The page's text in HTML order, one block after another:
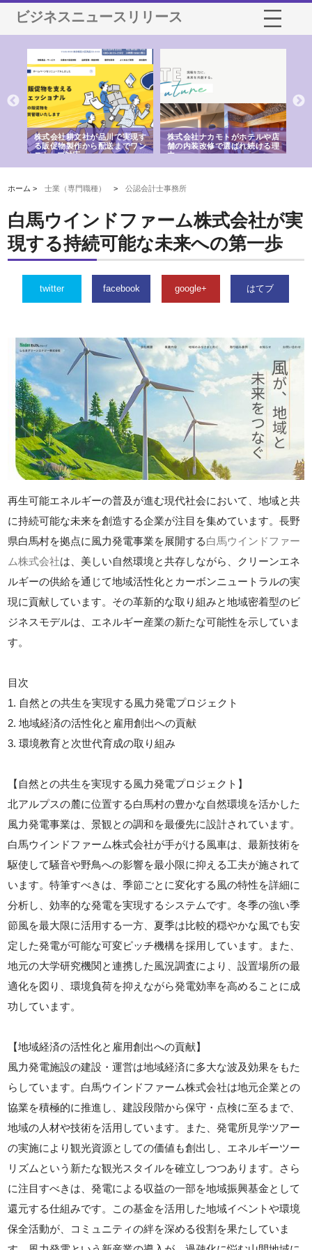
ビジネスニュースリリース
株式会社耕文社が品川で実現す
る販促物製作から配送までワン
ストップ対応
株式会社ナカモトがホテルや店
舗の内装改修で選ばれ続ける理
由
ホーム >士業（専門職種） >公認会計士事務所
白馬ウインドファーム株式会社が実
現する持続可能な未来への第一歩
twitter facebook google+ はてブ
再生可能エネルギーの普及が進む現代社会において、地域と共
に持続可能な未来を創造する企業が注目を集めています。長野
県白馬村を拠点に風力発電事業を展開する白馬ウインドファー
ム株式会社は、美しい自然環境と共存しながら、クリーンエネ
ルギーの供給を通じて地域活性化とカーボンニュートラルの実
現に貢献しています。その革新的な取り組みと地域密着型のビ
ジネスモデルは、エネルギー産業の新たな可能性を示していま
す。
目次
1. 自然との共生を実現する風力発電プロジェクト
2. 地域経済の活性化と雇用創出への貢献
3. 環境教育と次世代育成の取り組み
【自然との共生を実現する風力発電プロジェクト】
北アルプスの麓に位置する白馬村の豊かな自然環境を活かした
風力発電事業は、景観との調和を最優先に設計されています。
白馬ウインドファーム株式会社が手がける風車は、最新技術を
駆使して騒音や野鳥への影響を最小限に抑える工夫が施されて
います。特筆すべきは、季節ごとに変化する風の特性を詳細に
分析し、効率的な発電を実現するシステムです。冬季の強い季
節風を最大限に活用する一方、夏季は比較的穏やかな風でも安
定した発電が可能な可変ピッチ機構を採用しています。また、
地元の大学研究機関と連携した風況調査により、設置場所の最
適化を図り、環境負荷を抑えながら発電効率を高めることに成
功しています。
【地域経済の活性化と雇用創出への貢献】
風力発電施設の建設・運営は地域経済に多大な波及効果をもた
らしています。白馬ウインドファーム株式会社は地元企業との
協業を積極的に推進し、建設段階から保守・点検に至るまで、
地域の人材や技術を活用しています。また、発電所見学ツアー
の実施により観光資源としての価値も創出し、エネルギーツー
リズムという新たな観光スタイルを確立しつつあります。さら
に注目すべきは、発電による収益の一部を地域振興基金として
還元する仕組みです。この基金を活用した地域イベントや環境
保全活動が、コミュニティの絆を深める役割を果たしていま